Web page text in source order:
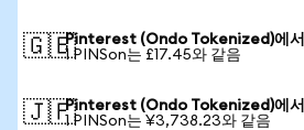
🇬🇧Pinterest (Ondo Tokenized)에서
1 PINSon는 £17.45와 같음
🇯🇵Pinterest (Ondo Tokenized)에서
1 PINSon는 ¥3,738.23와 같음